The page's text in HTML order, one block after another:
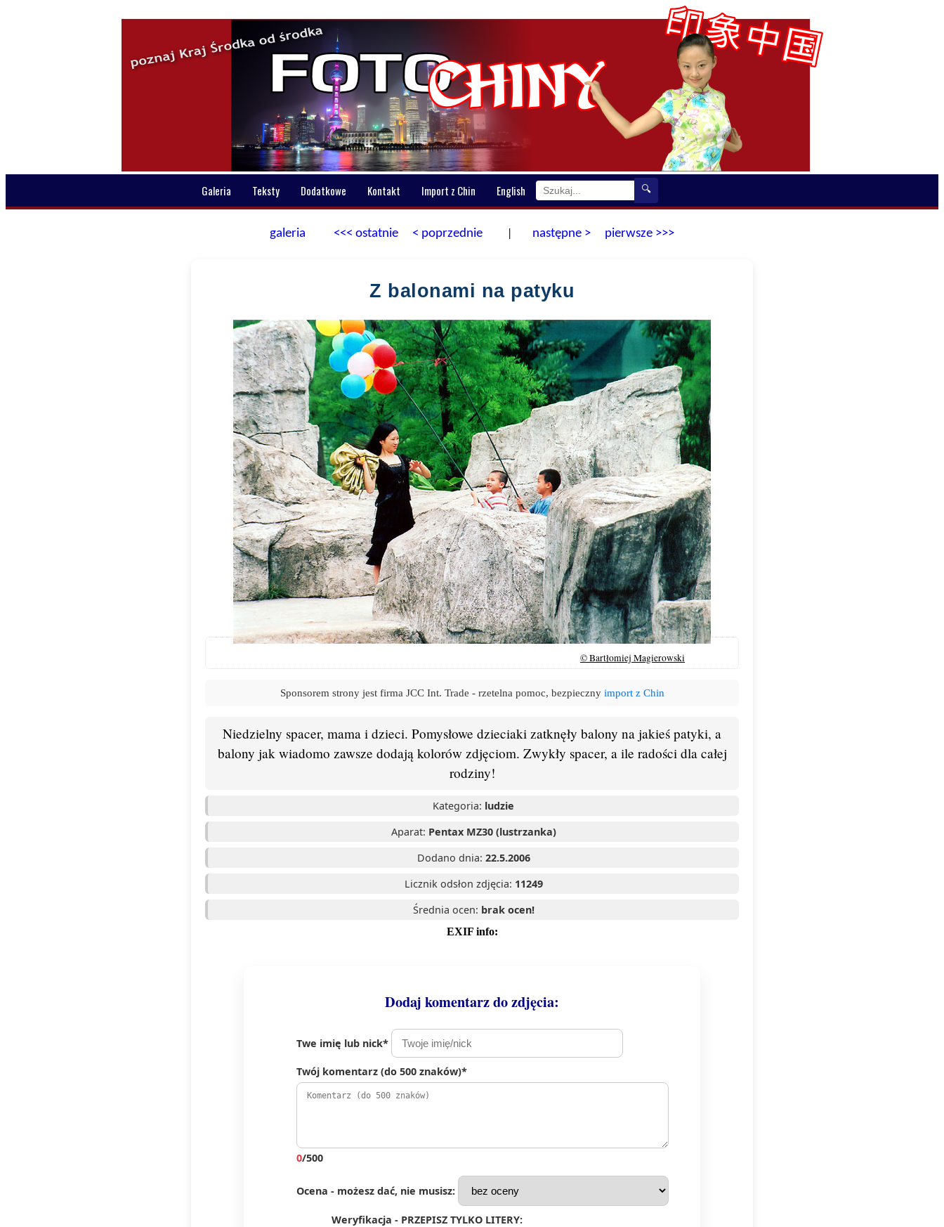
Galeria Teksty Dodatkowe Kontakt Import z Chin English 🔍
galeria <<< ostatnie < poprzednie następne > pierwsze >>>
Z balonami na patyku
© Bartłomiej Magierowski
Sponsorem strony jest firma JCC Int. Trade - rzetelna pomoc, bezpieczny import z Chin
Niedzielny spacer, mama i dzieci. Pomysłowe dzieciaki zatknęły balony na jakieś patyki, a
balony jak wiadomo zawsze dodają kolorów zdjęciom. Zwykły spacer, a ile radości dla całej
rodziny!
Kategoria: ludzie
Aparat: Pentax MZ30 (lustrzanka)
Dodano dnia: 22.5.2006
Licznik odsłon zdjęcia: 11249
Średnia ocen: brak ocen!
EXIF info:
Dodaj komentarz do zdjęcia:
Twe imię lub nick*
Twój komentarz (do 500 znaków)*
0/500
Ocena - możesz dać, nie musisz:
Weryfikacja - PRZEPISZ TYLKO LITERY: